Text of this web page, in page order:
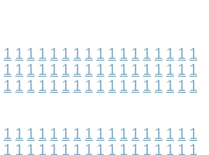
1 1 1 1 1 1 1 1 1 1 1 1 1 1 1 1 1
1 1 1 1 1 1 1 1 1 1 1 1 1 1 1 1 1
1 1 1 1 1 1 1 1 1 1 1 1 1 1 1 1 1
1 1 1 1 1 1 1 1 1 1 1 1 1 1 1 1 1
1 1 1 1 1 1 1 1 1 1 1 1 1 1 1 1 1